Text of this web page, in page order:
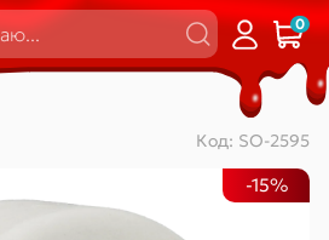
0
Код: SO-2595
-15%